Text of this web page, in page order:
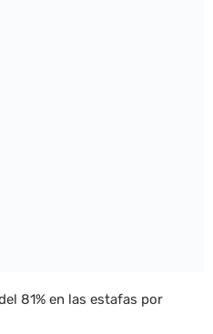
81% en las estafas por